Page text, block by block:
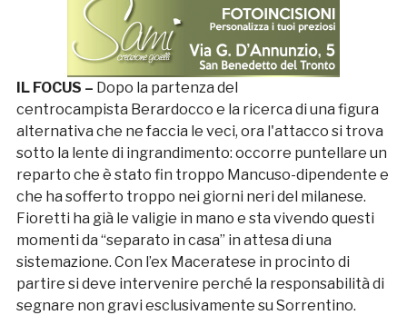
IL FOCUS – Dopo la partenza del
centrocampista Berardocco e la ricerca di una figura
alternativa che ne faccia le veci, ora l'attacco si trova
sotto la lente di ingrandimento: occorre puntellare un
reparto che è stato fin troppo Mancuso-dipendente e
che ha sofferto troppo nei giorni neri del milanese.
Fioretti ha già le valigie in mano e sta vivendo questi
momenti da “separato in casa” in attesa di una
sistemazione. Con l’ex Maceratese in procinto di
partire si deve intervenire perché la responsabilità di
segnare non gravi esclusivamente su Sorrentino.